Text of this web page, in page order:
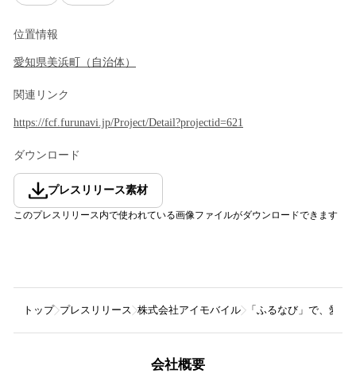
位置情報
愛知県美浜町 （ 自治体）
関連リンク
https://fcf.furunavi.jp/Project/Detail?projectid=621
ダウンロード
プレスリリース素材
このプレスリリース内で使われている画像ファイルがダウンロードできます
トップ プレスリリース 株式会社アイモバイル 「ふるなび」で、愛
会社概要